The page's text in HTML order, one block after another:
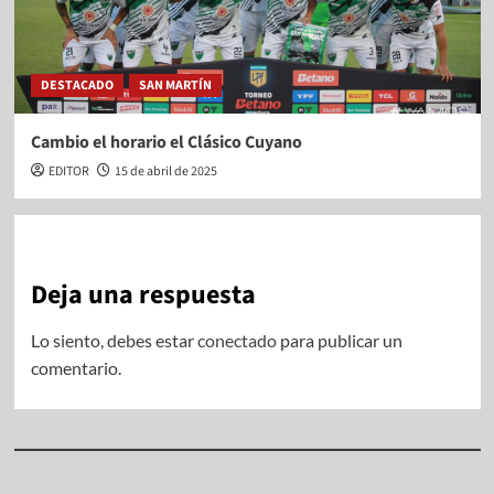
DESTACADO SAN MARTÍN
Cambio el horario el Clásico Cuyano
EDITOR 15 de abril de 2025
Deja una respuesta
Lo siento, debes estarconectadopara publicar un
comentario.